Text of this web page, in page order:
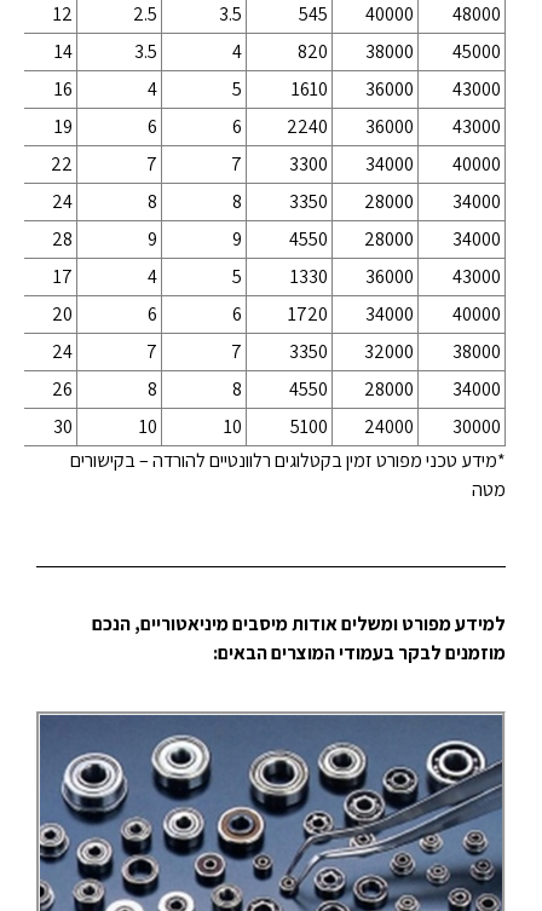
12
2.5 3.5 545 40000
48000
14
3.5 4 820 38000
45000
16
4 5 1610 36000
43000
19
6 6 2240 36000
43000
22
7 7 3300 34000
40000
24
8 8 3350 28000
34000
28
9 9 4550 28000
34000
17
4 5 1330 36000
43000
20
6 6 1720 34000
40000
24
7 7 3350 32000
38000
26
8 8 4550 28000
34000
30
10 10 5100 24000
30000
*מידע טכני מפורט זמין בקטלוגים רלוונטיים להורדה – בקישורים
מטה
למידע מפורט ומשלים אודות מיסבים מיניאטוריים, הנכם
מוזמנים לבקר בעמודי המוצרים הבאים: